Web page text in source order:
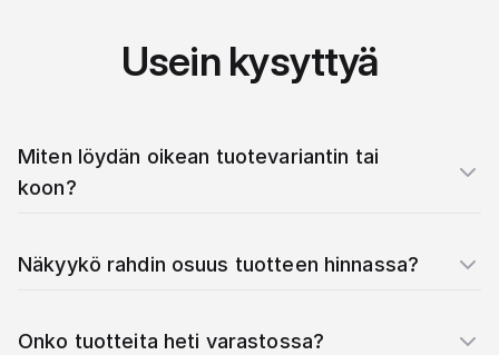
Usein kysyttyä
Miten löydän oikean tuotevariantin tai
koon?
Näkyykö rahdin osuus tuotteen hinnassa?
Onko tuotteita heti varastossa?